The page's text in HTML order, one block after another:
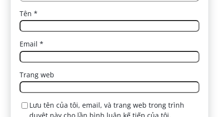
Tên*
Email*
Trang web
Lưu tên của tôi, email, và trang web trong trình